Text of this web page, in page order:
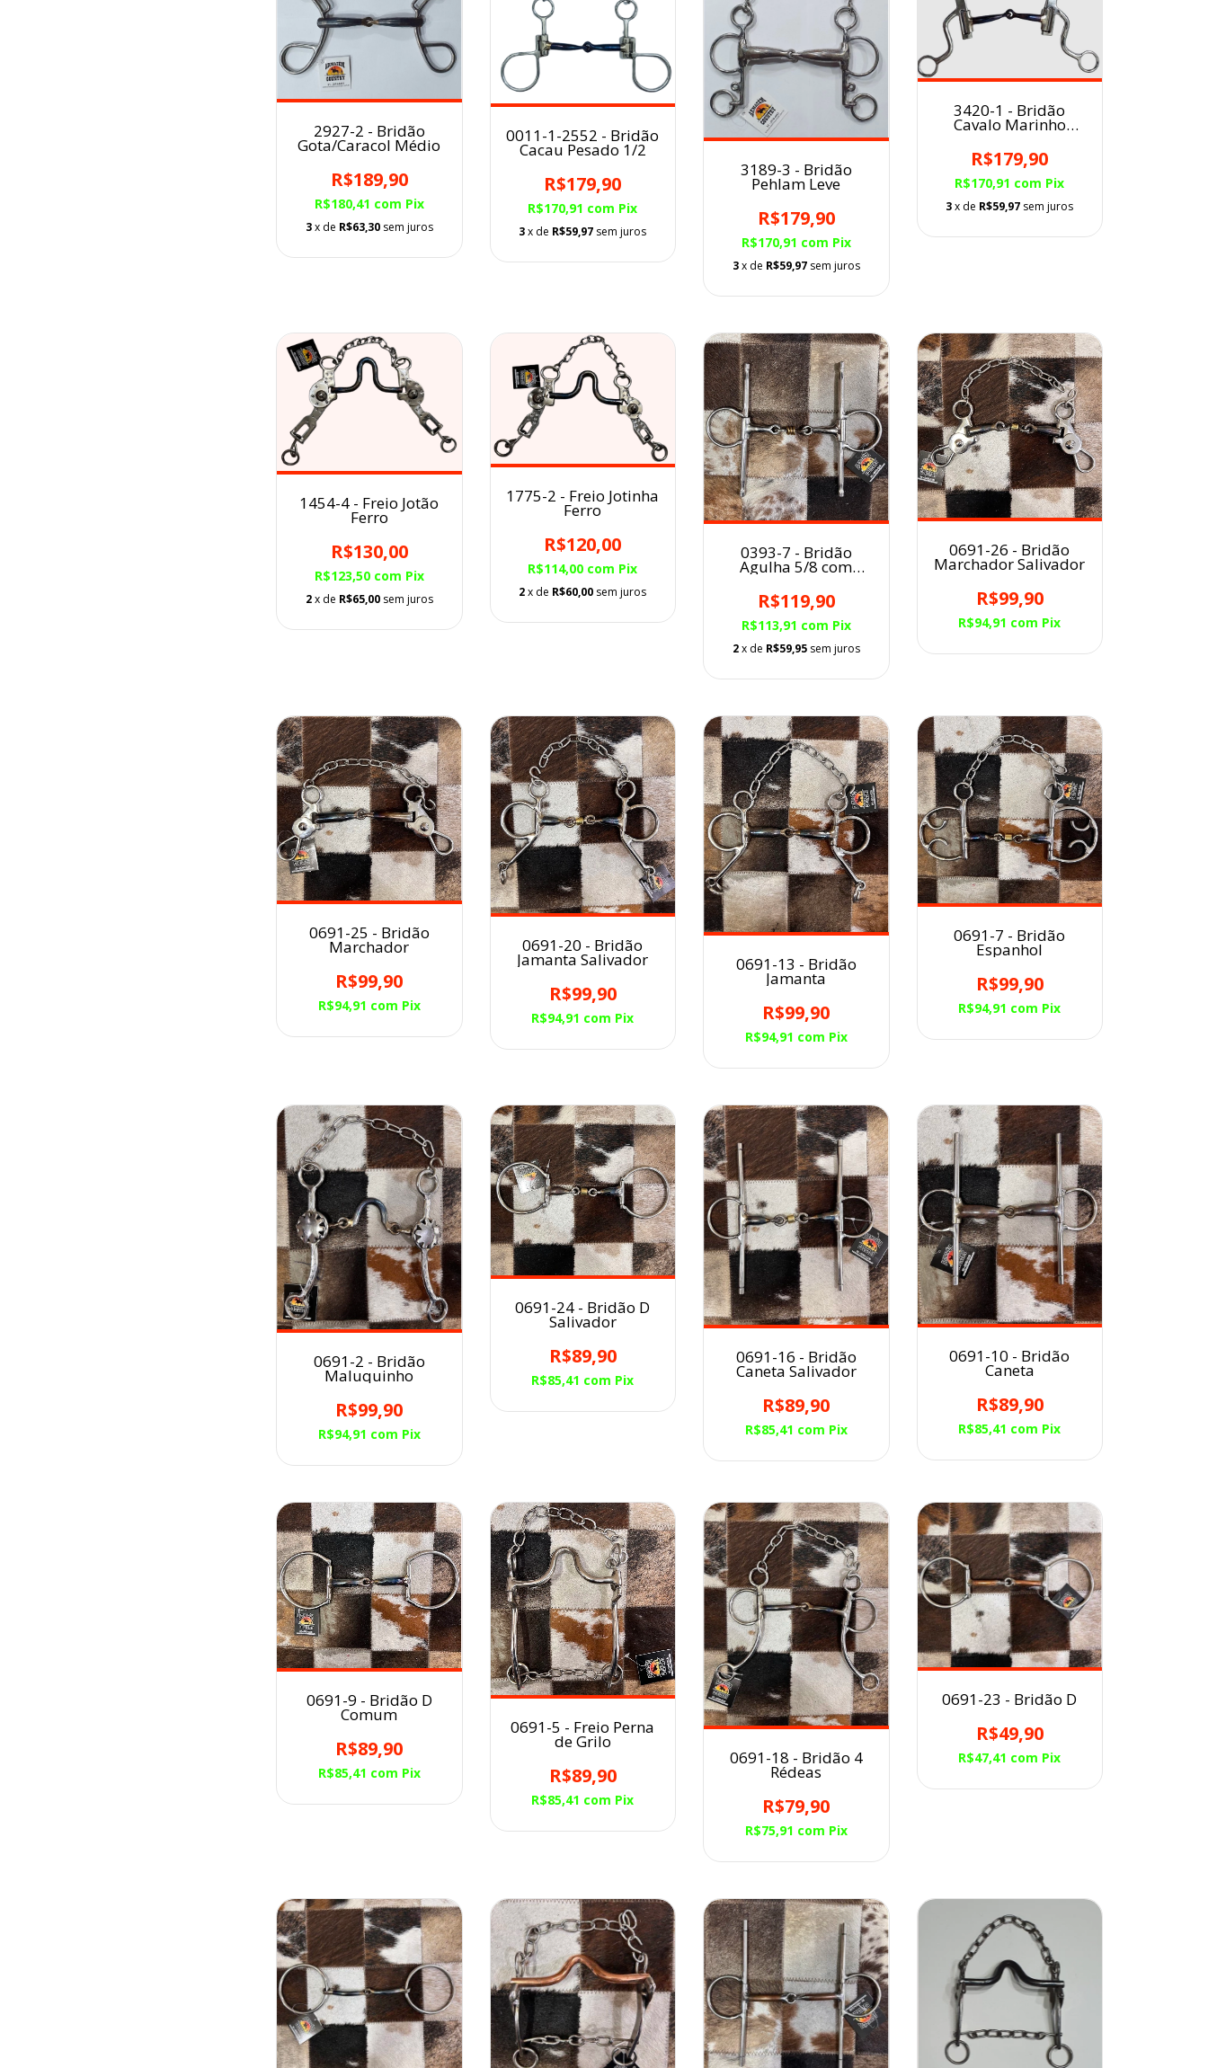
2927-2 - Bridão
Gota/Caracol Médio
R$189,90
R$180,41 com Pix
3x de R$63,30 sem juros
0011-1-2552 - Bridão
Cacau Pesado 1/2
R$179,90
R$170,91 com Pix
3x de R$59,97 sem juros
3189-3 - Bridão
Pehlam Leve
R$179,90
R$170,91 com Pix
3x de R$59,97 sem juros
3420-1 - Bridão
Cavalo Marinho
R$179,90
R$170,91 com Pix
3x de R$59,97 sem juros
1454-4 - Freio Jotão
Ferro
R$130,00
R$123,50 com Pix
2x de R$65,00 sem juros
1775-2 - Freio Jotinha
Ferro
R$120,00
R$114,00 com Pix
2x de R$60,00 sem juros
0393-7 - Bridão
Agulha 5/8 com
R$119,90
R$113,91 com Pix
2x de R$59,95 sem juros
0691-26 - Bridão
Marchador Salivador
R$99,90
R$94,91 com Pix
0691-25 - Bridão
Marchador
R$99,90
R$94,91 com Pix
0691-20 - Bridão
Jamanta Salivador
R$99,90
R$94,91 com Pix
0691-13 - Bridão
Jamanta
R$99,90
R$94,91 com Pix
0691-7 - Bridão
Espanhol
R$99,90
R$94,91 com Pix
0691-2 - Bridão
Maluquinho
R$99,90
R$94,91 com Pix
0691-24 - Bridão D
Salivador
R$89,90
R$85,41 com Pix
0691-16 - Bridão
Caneta Salivador
R$89,90
R$85,41 com Pix
0691-10 - Bridão
Caneta
R$89,90
R$85,41 com Pix
0691-9 - Bridão D
Comum
R$89,90
R$85,41 com Pix
0691-5 - Freio Perna
de Grilo
R$89,90
R$85,41 com Pix
0691-18 - Bridão 4
Rédeas
R$79,90
R$75,91 com Pix
0691-23 - Bridão D
R$49,90
R$47,41 com Pix